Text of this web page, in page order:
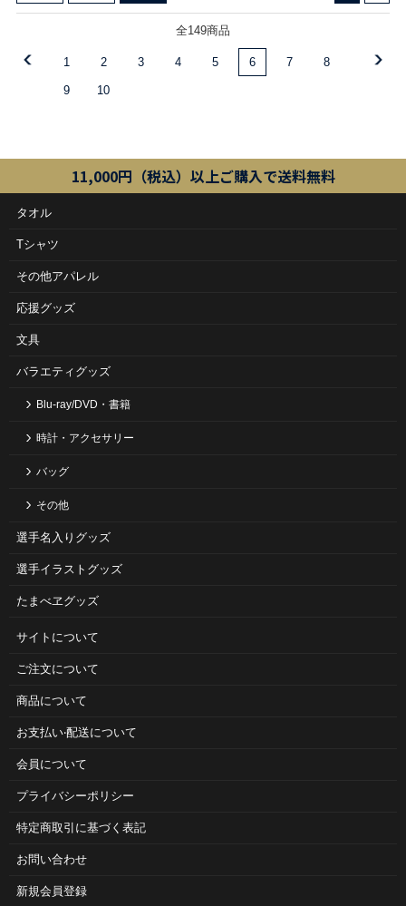
全149商品
1 2 3 4 5 6 7 8
9 10
11,000円（税込）以上ご購入で送料無料
タオル
Tシャツ
その他アパレル
応援グッズ
文具
バラエティグッズ
Blu-ray/DVD・書籍
時計・アクセサリー
バッグ
その他
選手名入りグッズ
選手イラストグッズ
たまべヱグッズ
サイトについて
ご注⽂について
商品について
お⽀払い‧配送について
会員について
プライバシーポリシー
特定商取引に基づく表記
お問い合わせ
新規会員登録